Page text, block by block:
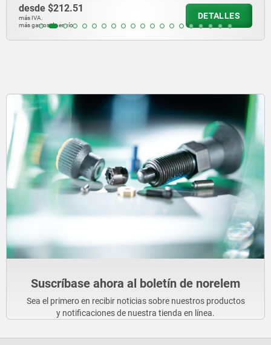
desde $212.51
más IVA.
más gastos de envío
DETALLES
Suscríbase ahora al boletín de norelem
Sea el primero en recibir noticias sobre nuestros productos
y notificaciones de nuestra tienda en línea.